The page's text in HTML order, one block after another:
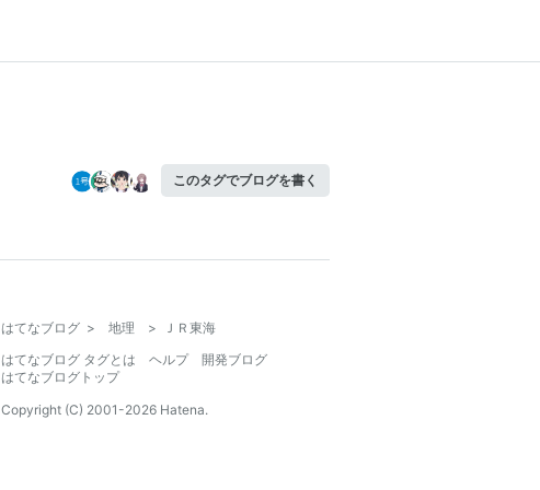
このタグでブログを書く
はてなブログ > 地理 >
ＪＲ東海
はてなブログ タグとは
ヘルプ
開発ブログ
はてなブログトップ
Copyright (C) 2001-2026 Hatena.